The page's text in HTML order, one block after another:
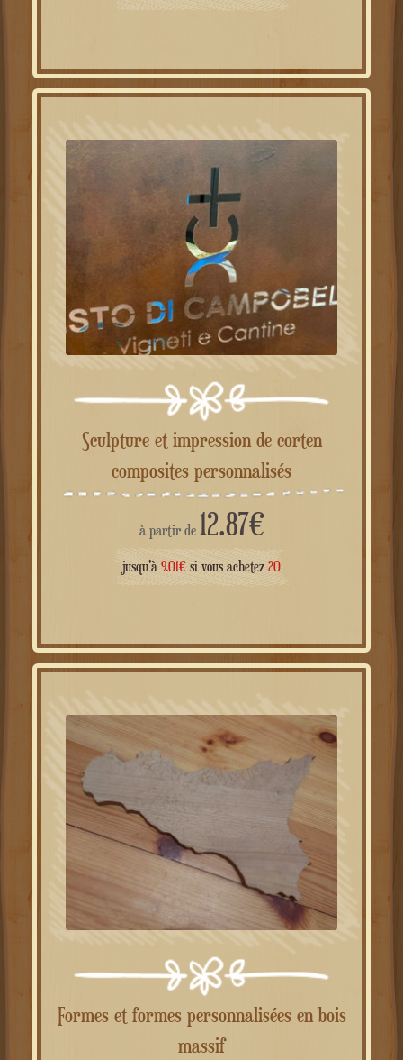
Sculpture et impression de corten
composites personnalisés
à partir de 12.87€
jusqu'à 9.01€ si vous achetez 20
Formes et formes personnalisées en bois
massif